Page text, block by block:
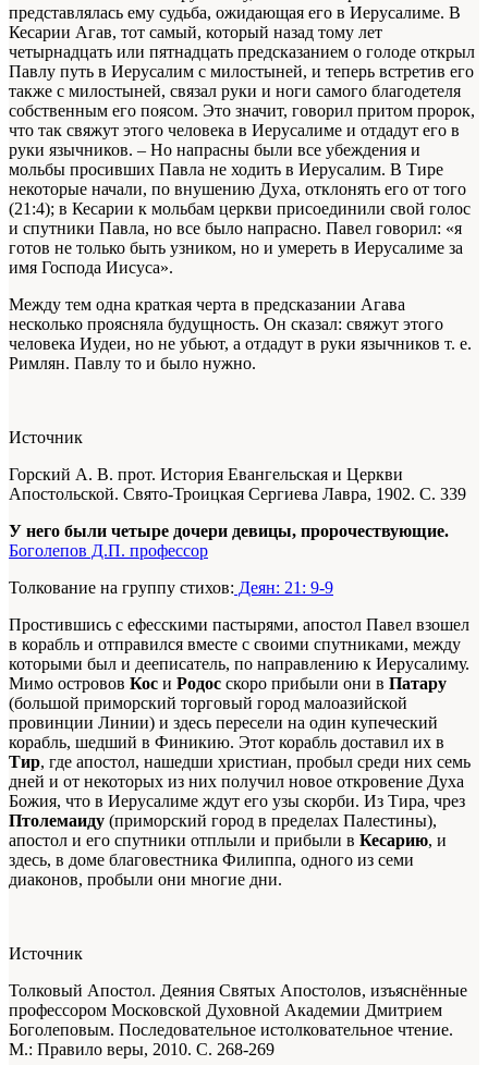
представлялась ему судьба, ожидающая его в Иерусалиме. В
Кесарии Агав, тот самый, который назад тому лет
четырнадцать или пятнадцать предсказанием о голоде открыл
Павлу путь в Иерусалим с милостыней, и теперь встретив его
также с милостыней, связал руки и ноги самого благодетеля
собственным его поясом. Это значит, говорил притом пророк,
что так свяжут этого человека в Иерусалиме и отдадут его в
руки язычников. – Но напрасны были все убеждения и
мольбы просивших Павла не ходить в Иерусалим. В Тире
некоторые начали, по внушению Духа, отклонять его от того
(21:4); в Кесарии к мольбам церкви присоединили свой голос
и спутники Павла, но все было напрасно. Павел говорил: «я
готов не только быть узником, но и умереть в Иерусалиме за
имя Господа Иисуса».
Между тем одна краткая черта в предсказании Агава
несколько проясняла будущность. Он сказал: свяжут этого
человека Иудеи, но не убьют, а отдадут в руки язычников т. е.
Римлян. Павлу то и было нужно.
Источник
Горский А. В. прот. История Евангельская и Церкви
Апостольской. Свято-Троицкая Сергиева Лавра, 1902. С. 339
У него были четыре дочери девицы, пророчествующие.
Боголепов Д.П. профессор
Толкование на группу стихов: Деян: 21: 9-9
Простившись с ефесскими пастырями, апостол Павел взошел
в корабль и отправился вместе с своими спутниками, между
которыми был и дееписатель, по направлению к Иерусалиму.
Мимо островов Кос и Родос скоро прибыли они в Патару
(большой приморский торговый город малоазийской
провинции Линии) и здесь пересели на один купеческий
корабль, шедший в Финикию. Этот корабль доставил их в
Тир, где апостол, нашедши христиан, пробыл среди них семь
дней и от некоторых из них получил новое откровение Духа
Божия, что в Иерусалиме ждут его узы скорби. Из Тира, чрез
Птолемаиду (приморский город в пределах Палестины),
апостол и его спутники отплыли и прибыли в Кесарию, и
здесь, в доме благовестника Филиппа, одного из семи
диаконов, пробыли они многие дни.
Источник
Толковый Апостол. Деяния Святых Апостолов, изъяснённые
профессором Московской Духовной Академии Дмитрием
Боголеповым. Последовательное истолковательное чтение.
М.: Правило веры, 2010. С. 268-269